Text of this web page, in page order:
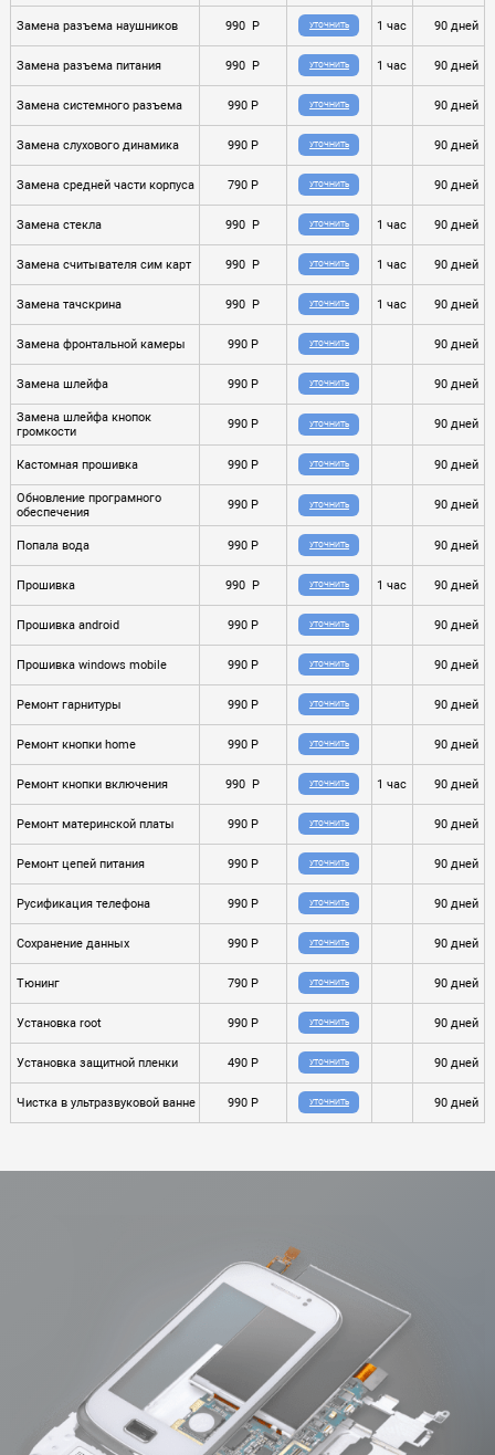
Замена разъема наушников 990 P УТОЧНИТЬ 1 час 90 дней
Замена разъема питания 990 P УТОЧНИТЬ 1 час 90 дней
Замена системного разъема 990 P УТОЧНИТЬ 90 дней
Замена слухового динамика 990 P УТОЧНИТЬ 90 дней
Замена средней части корпуса 790 P УТОЧНИТЬ 90 дней
Замена стекла 990 P УТОЧНИТЬ 1 час 90 дней
Замена считывателя сим карт 990 P УТОЧНИТЬ 1 час 90 дней
Замена тачскрина 990 P УТОЧНИТЬ 1 час 90 дней
Замена фронтальной камеры 990 P УТОЧНИТЬ 90 дней
Замена шлейфа 990 P УТОЧНИТЬ 90 дней
Замена шлейфа кнопок
громкости
990 P УТОЧНИТЬ 90 дней
Кастомная прошивка 990 P УТОЧНИТЬ 90 дней
Обновление програмного
обеспечения
990 P УТОЧНИТЬ 90 дней
Попала вода 990 P УТОЧНИТЬ 90 дней
Прошивка 990 P УТОЧНИТЬ 1 час 90 дней
Прошивка android 990 P УТОЧНИТЬ 90 дней
Прошивка windows mobile 990 P УТОЧНИТЬ 90 дней
Ремонт гарнитуры 990 P УТОЧНИТЬ 90 дней
Ремонт кнопки home 990 P УТОЧНИТЬ 90 дней
Ремонт кнопки включения 990 P УТОЧНИТЬ 1 час 90 дней
Ремонт материнской платы 990 P УТОЧНИТЬ 90 дней
Ремонт цепей питания 990 P УТОЧНИТЬ 90 дней
Русификация телефона 990 P УТОЧНИТЬ 90 дней
Сохранение данных 990 P УТОЧНИТЬ 90 дней
Тюнинг 790 P УТОЧНИТЬ 90 дней
Установка root 990 P УТОЧНИТЬ 90 дней
Установка защитной пленки 490 P УТОЧНИТЬ 90 дней
Чистка в ультразвуковой ванне 990 P УТОЧНИТЬ 90 дней